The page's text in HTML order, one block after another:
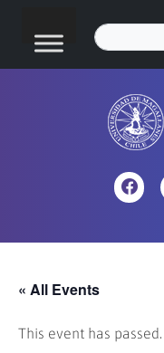
« All Events
This event has passed.